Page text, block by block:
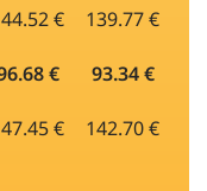
€ 139.77 €
€ 93.34 €
€ 142.70 €